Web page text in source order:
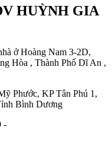
HUỲNH GIA
ở Hoàng Nam 3-2D,
Hòa , Thành Phố Dĩ An ,
Phước, KP Tân Phú 1,
Bình Dương
-